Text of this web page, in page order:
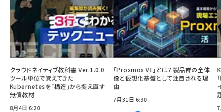
クラウドネイティブ教科書 Ver.1.0.0――
ツール単位で覚えてきた
Kubernetesを「構造」から捉え直す
無償教材
8月4日 6:20
「Proxmox VE」とは? 製品群の全体
像と仮想化基盤として注目される理
由
7月31日 6:30